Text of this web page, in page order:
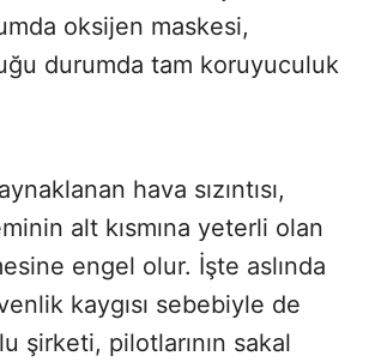
oksijen maskesi,
durumda tam koruyuculuk
hava sızıntısı,
alt kısmına yeterli olan
engel olur. İşte aslında
kaygısı sebebiyle de
şirketi, pilotlarının sakal